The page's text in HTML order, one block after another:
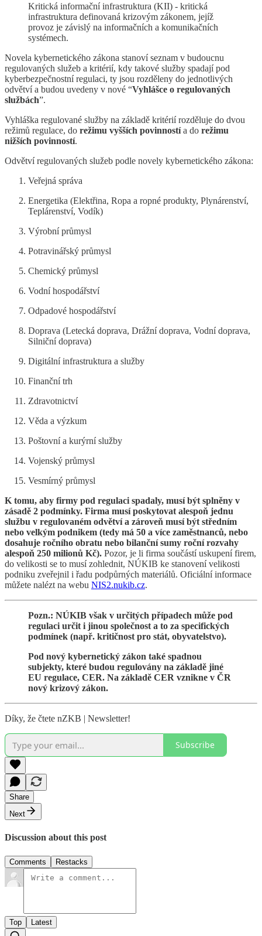
Kritická informační infrastruktura (KII) - kritická
infrastruktura definovaná krizovým zákonem, jejíž
provoz je závislý na informačních a komunikačních
systémech.
Novela kybernetického zákona stanoví seznam v budoucnu
regulovaných služeb a kritérií, kdy takové služby spadají pod
kyberbezpečnostní regulaci, ty jsou rozděleny do jednotlivých
odvětví a budou uvedeny v nové “Vyhlášce o regulovaných
službách”.
Vyhláška regulované služby na základě kritérií rozděluje do dvou
režimů regulace, do režimu vyšších povinnostía do režimu
nižších povinností.
Odvětví regulovaných služeb podle novely kybernetického zákona:
Veřejná správa
Energetika (Elektřina, Ropa a ropné produkty, Plynárenství,
Teplárenství, Vodík)
Výrobní průmysl
Potravinářský průmysl
Chemický průmysl
Vodní hospodářství
Odpadové hospodářství
Doprava (Letecká doprava, Drážní doprava, Vodní doprava,
Silniční doprava)
Digitální infrastruktura a služby
Finanční trh
Zdravotnictví
Věda a výzkum
Poštovní a kurýrní služby
Vojenský průmysl
Vesmírný průmysl
K tomu, aby firmy pod regulaci spadaly, musí být splněny v
zásadě 2 podmínky. Firma musí poskytovat alespoň jednu
službu v regulovaném odvětví a zároveň musí být středním
nebo velkým podnikem (tedy má 50 a více zaměstnanců, nebo
dosahuje ročního obratu nebo bilanční sumy roční rozvahy
alespoň 250 milionů Kč). Pozor, je li firma součástí uskupení firem,
do velikosti se to musí zohlednit, NÚKIB ke stanovení velikosti
podniku zveřejnil i řadu podpůrných materiálů. Oficiální informace
můžete nalézt na webu NIS2.nukib.cz.
Pozn.: NÚKIB však v určitých případech může pod
regulaci určit i jinou společnost a to za specifických
podmínek (např. kritičnost pro stát, obyvatelstvo).
Pod nový kybernetický zákon také spadnou
subjekty, které budou regulovány na základě jiné
EU regulace, CER. Na základě CER vznikne v ČR
nový krizový zákon.
Díky, že čtete nZKB | Newsletter!
Subscribe
Share
Next
Discussion about this post
Comments Restacks
Top Latest